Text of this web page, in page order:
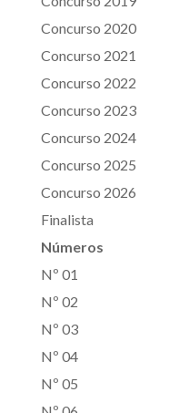
Concurso 2020
Concurso 2021
Concurso 2022
Concurso 2023
Concurso 2024
Concurso 2025
Concurso 2026
Finalista
Números
Nº 01
Nº 02
Nº 03
Nº 04
Nº 05